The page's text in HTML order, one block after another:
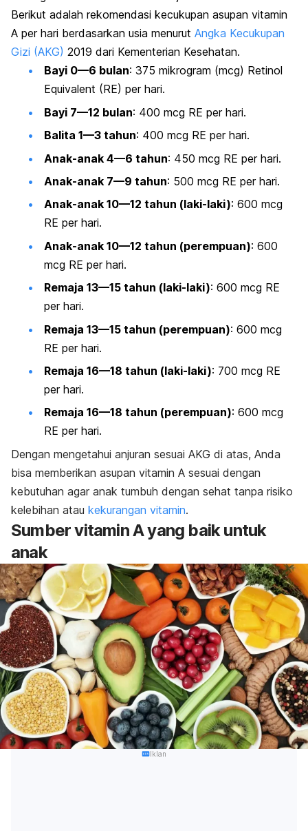
Berikut adalah rekomendasi kecukupan asupan vitamin
A per hari berdasarkan usia menurut Angka Kecukupan
Gizi (AKG) 2019 dari Kementerian Kesehatan.
Bayi 0—6 bulan: 375 mikrogram (mcg) Retinol
Equivalent (RE) per hari.
Bayi 7—12 bulan: 400 mcg RE per hari.
Balita 1—3 tahun: 400 mcg RE per hari.
Anak-anak 4—6 tahun: 450 mcg RE per hari.
Anak-anak 7—9 tahun: 500 mcg RE per hari.
Anak-anak 10—12 tahun (laki-laki): 600 mcg
RE per hari.
Anak-anak 10—12 tahun (perempuan): 600
mcg RE per hari.
Remaja 13—15 tahun (laki-laki): 600 mcg RE
per hari.
Remaja 13—15 tahun (perempuan): 600 mcg
RE per hari.
Remaja 16—18 tahun (laki-laki): 700 mcg RE
per hari.
Remaja 16—18 tahun (perempuan): 600 mcg
RE per hari.
Dengan mengetahui anjuran sesuai AKG di atas, Anda
bisa memberikan asupan vitamin A sesuai dengan
kebutuhan agar anak tumbuh dengan sehat tanpa risiko
kelebihan atau kekurangan vitamin.
Sumber vitamin A yang baik untuk
anak
Iklan